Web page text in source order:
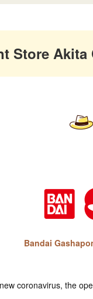
Store Akita
Bandai
coronavirus, the